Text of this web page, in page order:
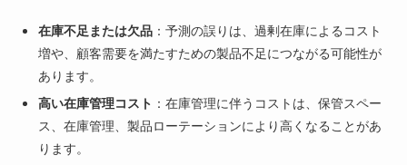
在庫不足または欠品 ：予測の誤りは、過剰在庫によるコスト
増や、顧客需要を満たすための製品不足につながる可能性が
あります。
高い在庫管理コスト ：在庫管理に伴うコストは、保管スペー
ス、在庫管理、製品ローテーションにより高くなることがあ
ります。